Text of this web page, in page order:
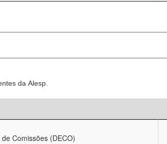
da Alesp.
Comissões (DECO)